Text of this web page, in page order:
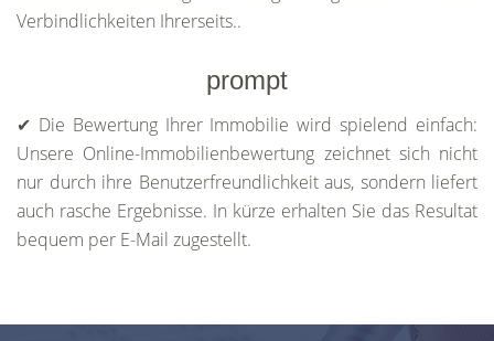
Verbindlichkeiten Ihrerseits..
prompt
✔ Die Bewertung Ihrer Immobilie wird spielend einfach:
Unsere Online-Immobilienbewertung zeichnet sich nicht
nur durch ihre Benutzerfreundlichkeit aus, sondern liefert
auch rasche Ergebnisse. In kürze erhalten Sie das Resultat
bequem per E-Mail zugestellt.